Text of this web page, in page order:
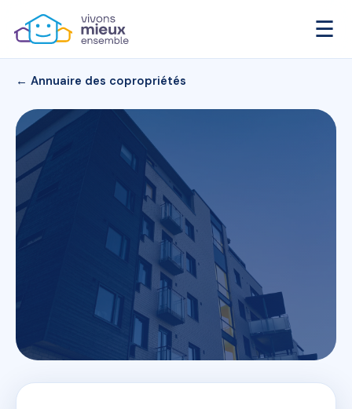
☰
← Annuaire des copropriétés